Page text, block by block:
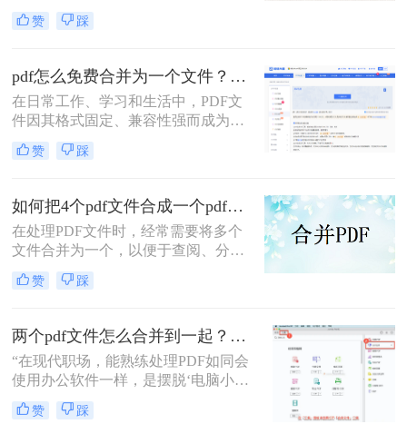
用技能。
而广受欢迎。然而，当需要处理多个
PDF文件时，将它们合并成一个文件
并呢？本文将介绍三种合并PDF文件
的方法。
赞 踩
pdf怎么免费合并为一个文件？五种免费合并方法详解！
在日常工作、学习和生活中，PDF文
件因其格式固定、兼容性强而成为文
档交换的主流格式。然而，我们经常
遇到需要将多个PDF文件合并为一个
提交组合文档。虽然市面上有众多付
费软件提供PDF编辑功能，但免费方
案同样能高效完成任务。那么pdf怎么
免费合并为一个文件呢？本文将系统
介绍五种免费合并PDF文件的方法，
涵盖在线工具、桌面软件、命令行及
求。
赞 踩
如何把4个pdf文件合成一个pdf？这3种合成方法请务必学会！
在处理PDF文件时，经常需要将多个
文件合并为一个，以便于查阅、分享
或存储。那么如何把4个pdf文件合成
一个pdf呢？本文将介绍三种将4个
赞 踩
两个pdf文件怎么合并到一起？3分钟教会你5种专业方法，最后一招绝了！
“在现代职场，能熟练处理PDF如同会
使用办公软件一样，是摆脱‘电脑小
白’标签、提升个人效率的隐形核心竞
争力。”——小编“领导刚把项目合同
赞 踩